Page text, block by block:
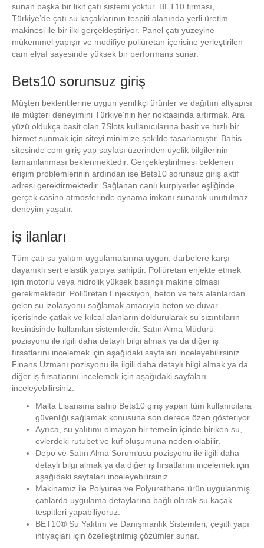
sunan başka bir likit çatı sistemi yoktur. BET10 firması,
Türkiye’de çatı su kaçaklarının tespiti alanında yerli üretim
makinesi ile bir ilki gerçekleştiriyor. Panel çatı yüzeyine
mükemmel yapışır ve modifiye poliüretan içerisine yerleştirilen
cam elyaf sayesinde yüksek bir performans sunar.
Bets10 sorunsuz giriş
Müşteri beklentilerine uygun yenilikçi ürünler ve dağıtım altyapısı
ile müşteri deneyimini Türkiye’nin her noktasında artırmak. Ara
yüzü oldukça basit olan 7Slots kullanıcılarına basit ve hızlı bir
hizmet sunmak için siteyi minimize şekilde tasarlamıştır. Bahis
sitesinde com giriş yap sayfası üzerinden üyelik bilgilerinin
tamamlanması beklenmektedir. Gerçekleştirilmesi beklenen
erişim problemlerinin ardından ise Bets10 sorunsuz giriş aktif
adresi gerektirmektedir. Sağlanan canlı kurpiyerler eşliğinde
gerçek casino atmosferinde oynama imkanı sunarak unutulmaz
deneyim yaşatır.
iş ilanları
Tüm çatı su yalıtım uygulamalarına uygun, darbelere karşı
dayanıklı sert elastik yapıya sahiptir. Poliüretan enjekte etmek
için motorlu veya hidrolik yüksek basınçlı makine olması
gerekmektedir. Poliüretan Enjeksiyon, beton ve ters alanlardan
gelen su izolasyonu sağlamak amacıyla beton ve duvar
içerisinde çatlak ve kılcal alanların doldurularak su sızıntıların
kesintisinde kullanılan sistemlerdir. Satın Alma Müdürü
pozisyonu ile ilgili daha detaylı bilgi almak ya da diğer iş
fırsatlarını incelemek için aşağıdaki sayfaları inceleyebilirsiniz.
Finans Uzmanı pozisyonu ile ilgili daha detaylı bilgi almak ya da
diğer iş fırsatlarını incelemek için aşağıdaki sayfaları
inceleyebilirsiniz.
Malta Lisansına sahip Bets10 giriş yapan tüm kullanıcılara
güvenliği sağlamak konusuna son derece özen gösteriyor.
Ayrıca, su yalıtımı olmayan bir temelin içinde biriken su,
evlerdeki rutubet ve küf oluşumuna neden olabilir.
Depo ve Satın Alma Sorumlusu pozisyonu ile ilgili daha
detaylı bilgi almak ya da diğer iş fırsatlarını incelemek için
aşağıdaki sayfaları inceleyebilirsiniz.
Makinamız ile Polyurea ve Polyurethane ürün uygulanmış
çatılarda uygulama detaylarına bağlı olarak su kaçak
tespitleri yapabiliyoruz.
BET10® Su Yalıtım ve Danışmanlık Sistemleri, çeşitli yapı
ihtiyaçları için özelleştirilmiş çözümler sunar.